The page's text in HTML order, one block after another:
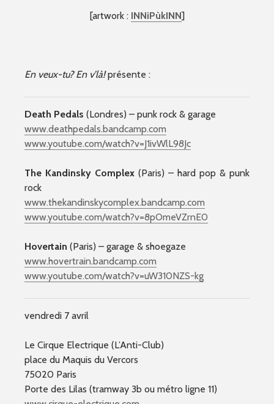
[artwork : INNiPùkINN]
En veux-tu? En v’là!présente :
Death Pedals (Londres) – punk rock & garage
www.deathpedals.bandcamp.com
www.youtube.com/watch?v=J1ivWlL98Jc
The Kandinsky Complex (Paris) – hard pop & punk
rock
www.thekandinskycomplex.bandcamp.com
www.youtube.com/watch?v=8pOmeVZrnE0
Hovertain (Paris) – garage & shoegaze
www.hovertrain.bandcamp.com
www.youtube.com/watch?v=uW310NZS-kg
vendredi 7 avril
Le Cirque Electrique (L’Anti-Club)
place du Maquis du Vercors
75020 Paris
Porte des Lilas (tramway 3b ou métro ligne 11)